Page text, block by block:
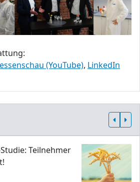
(YouTube), LinkedIn
Teilnehmer